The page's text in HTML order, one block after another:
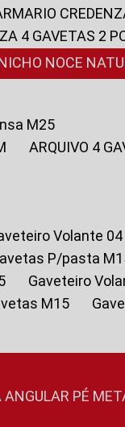
ARMARIO
4 GAVETAS 2
NOCE
M25
ARQUIVO 4
Volante
P/pasta
Gaveteiro
M15
ANGULAR PÉ